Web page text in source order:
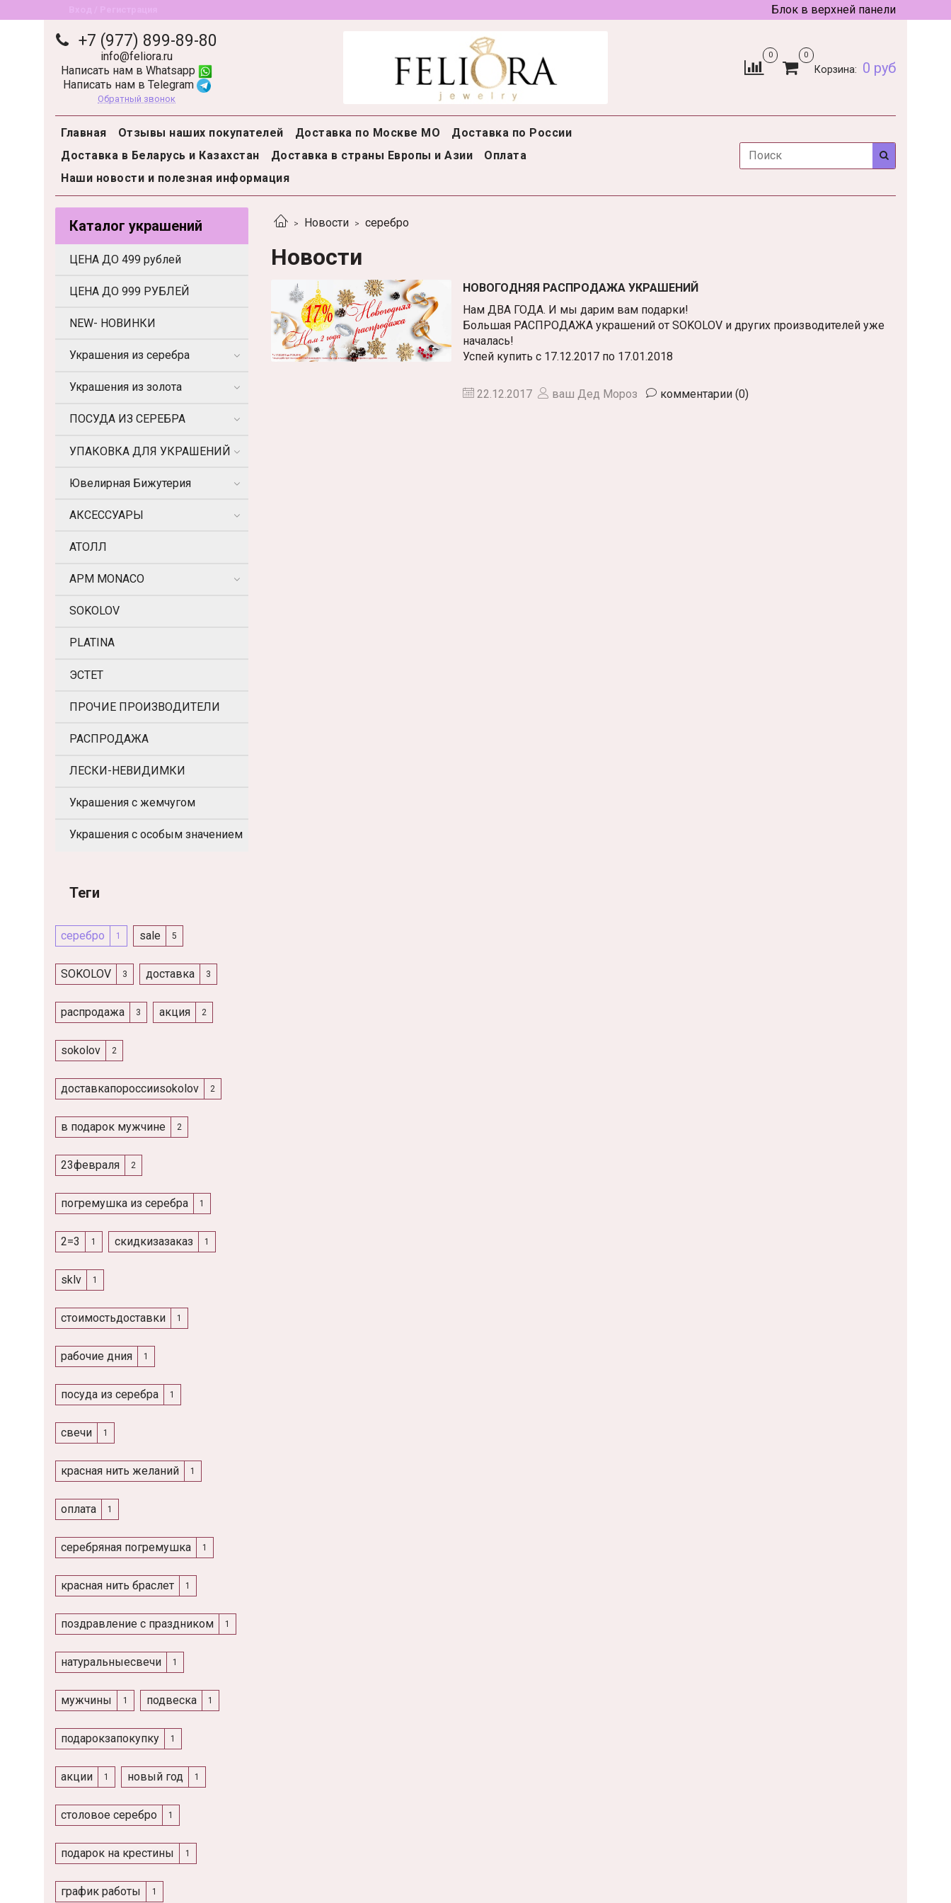
Блок в верхней панели
+7 (977) 899-89-80
info@feliora.ru
Написать нам в Whatsapp
Написать нам в Telegram
Обратный звонок
0 0
Корзина: 0 руб
Главная Отзывы наших покупателей Доставка по Москве МО
Доставка по России
Доставка в Беларусь и Казахстан
Доставка в страны Европы и Азии
Оплата
Наши новости и полезная информация
Новости серебро
Новости
НОВОГОДНЯЯ РАСПРОДАЖА УКРАШЕНИЙ
Нам ДВА ГОДА. И мы дарим вам подарки!
Большая РАСПРОДАЖА украшений от SOKOLOV и других производителей уже
началась!
Успей купить с 17.12.2017 по 17.01.2018
22.12.2017 ваш Дед Мороз комментарии (0)
Каталог украшений
ЦЕНА ДО 499 рублей
ЦЕНА ДО 999 РУБЛЕЙ
NEW- НОВИНКИ
Украшения из серебра
Украшения из золота
ПОСУДА ИЗ СЕРЕБРА
УПАКОВКА ДЛЯ УКРАШЕНИЙ
Ювелирная Бижутерия
АКСЕССУАРЫ
АТОЛЛ
APM MONACO
SOKOLOV
PLATINA
ЭСТЕТ
ПРОЧИЕ ПРОИЗВОДИТЕЛИ
РАСПРОДАЖА
ЛЕСКИ-НЕВИДИМКИ
Украшения с жемчугом
Украшения с особым значением
Теги
серебро 1 sale 5
SOKOLOV 3 доставка 3
распродажа 3 акция 2
sokolov 2
доставкапороссииsokolov 2
в подарок мужчине 2
23февраля 2
погремушка из серебра 1
2=3 1 скидкизазаказ 1
sklv 1
стоимостьдоставки 1
рабочие дния 1
посуда из серебра 1
свечи 1
красная нить желаний 1
оплата 1
серебряная погремушка 1
красная нить браслет 1
поздравление с праздником 1
натуральныесвечи 1
мужчины 1 подвеска 1
подарокзапокупку 1
акции 1 новый год 1
столовое серебро 1
подарок на крестины 1
график работы 1